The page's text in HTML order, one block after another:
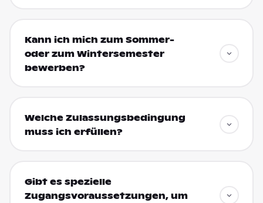
Kann ich mich zum Sommer-
oder zum Wintersemester
bewerben?
Welche Zulassungsbedingung
muss ich erfüllen?
Gibt es spezielle
Zugangsvoraussetzungen, um